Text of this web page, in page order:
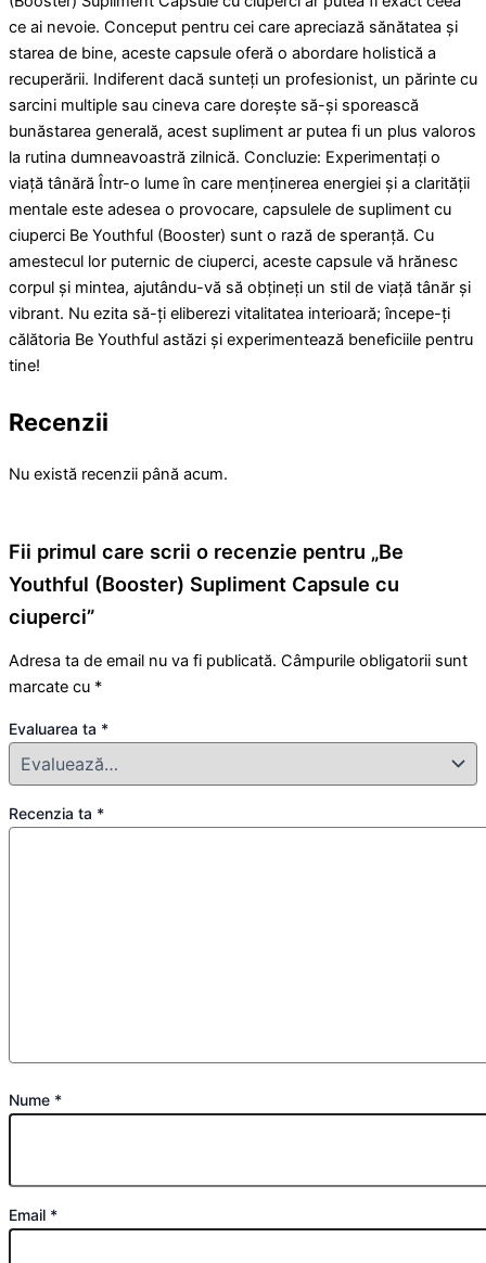
ce ai nevoie. Conceput pentru cei care apreciază sănătatea și
starea de bine, aceste capsule oferă o abordare holistică a
recuperării. Indiferent dacă sunteți un profesionist, un părinte cu
sarcini multiple sau cineva care dorește să-și sporească
bunăstarea generală, acest supliment ar putea fi un plus valoros
la rutina dumneavoastră zilnică. Concluzie: Experimentați o
viață tânără Într-o lume în care menținerea energiei și a clarității
mentale este adesea o provocare, capsulele de supliment cu
ciuperci Be Youthful (Booster) sunt o rază de speranță. Cu
amestecul lor puternic de ciuperci, aceste capsule vă hrănesc
corpul și mintea, ajutându-vă să obțineți un stil de viață tânăr și
vibrant. Nu ezita să-ți eliberezi vitalitatea interioară; începe-ți
călătoria Be Youthful astăzi și experimentează beneficiile pentru
tine!
Recenzii
Nu există recenzii până acum.
Fii primul care scrii o recenzie pentru „Be
Youthful (Booster) Supliment Capsule cu
ciuperci”
Adresa ta de email nu va fi publicată. Câmpurile obligatorii sunt
marcate cu *
Evaluarea ta *
Recenzia ta *
Nume *
Email *